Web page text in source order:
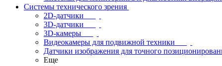
Системы технического зрения
2D-датчики
3D-датчики
3D-камеры
Видеокамеры для подвижной техники
Датчики изображения для точного
Еще